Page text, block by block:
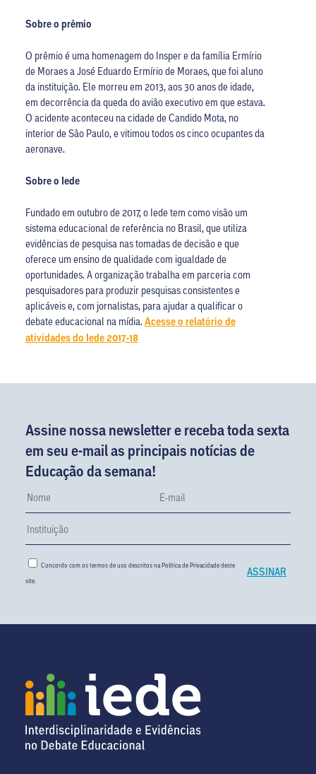
Sobre o prêmio
O prêmio é uma homenagem do Insper e da família Ermírio
de Moraes a José Eduardo Ermírio de Moraes, que foi aluno
da instituição. Ele morreu em 2013, aos 30 anos de idade,
em decorrência da queda do avião executivo em que estava.
O acidente aconteceu na cidade de Candido Mota, no
interior de São Paulo, e vitimou todos os cinco ocupantes da
aeronave.
Sobre o Iede
Fundado em outubro de 2017, o Iede tem como visão um
sistema educacional de referência no Brasil, que utiliza
evidências de pesquisa nas tomadas de decisão e que
oferece um ensino de qualidade com igualdade de
oportunidades. A organização trabalha em parceria com
pesquisadores para produzir pesquisas consistentes e
aplicáveis e, com jornalistas, para ajudar a qualificar o
debate educacional na mídia.Acesse o relatório de
atividades do Iede 2017-18
Assine nossa newsletter e receba toda sexta
em seu e-mail as principais notícias de
Educação da semana!
Concordo com os termos de uso descritos naPolítica de Privacidadedeste
site.